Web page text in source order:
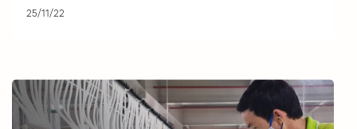
25/11/22